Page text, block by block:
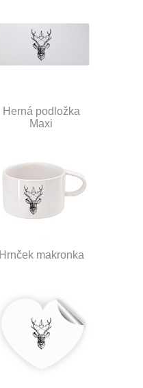
Herná podložka
Maxi
Hrnček makronka